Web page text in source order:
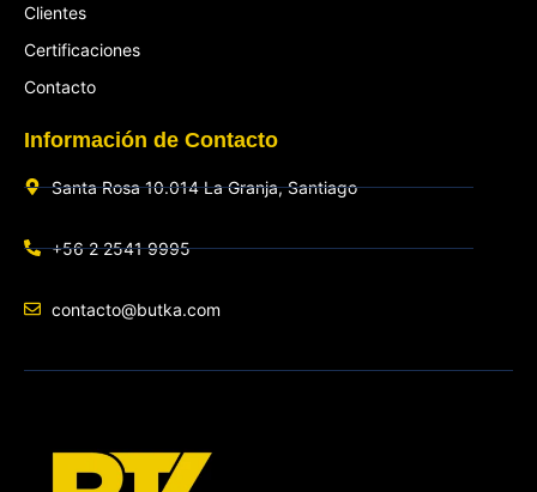
Clientes
Certificaciones
Contacto
Información de Contacto
Santa Rosa 10.014 La Granja, Santiago
+56 2 2541 9995
contacto@butka.com